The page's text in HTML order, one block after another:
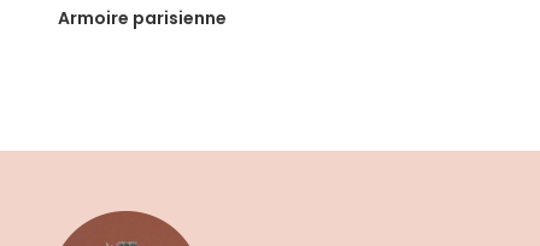
Armoire parisienne